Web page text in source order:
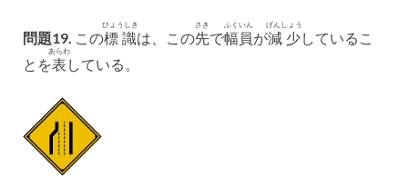
問題19. この標識
ひょうしき
は、この先
さき
で幅員
ふくいん
が減少
げんしょう
しているこ
とを表
あらわ
している。